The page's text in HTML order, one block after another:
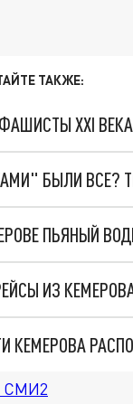
ТАКЖЕ:
XXI ВЕКА
БЫЛИ ВСЕ?
ПЬЯНЫЙ
КЕМЕРОВА
СМИ2